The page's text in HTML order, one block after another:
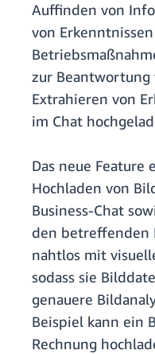
Auffinden von
von
zur Beantwortung
Extrahieren von
im Chat
Das neue Feature
Hochladen von
Business-Chat
den betreffenden
nahtlos mit
sodass sie
genauere
Beispiel kann ein
Rechnung